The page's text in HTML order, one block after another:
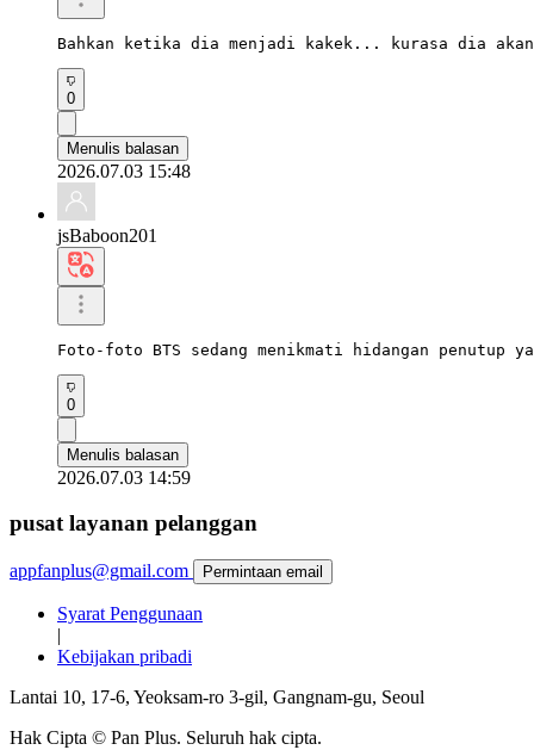
Bahkan ketika dia menjadi kakek... kurasa dia
0
Menulis balasan
2026.07.03 15:48
jsBaboon201
Foto-foto BTS sedang menikmati hidangan penutup
0
Menulis balasan
2026.07.03 14:59
pusat layanan pelanggan
appfanplus@gmail.com Permintaan email
Syarat Penggunaan
|
Kebijakan pribadi
Lantai 10, 17-6, Yeoksam-ro 3-gil, Gangnam-gu, Seoul
Hak Cipta © Pan Plus. Seluruh hak cipta.